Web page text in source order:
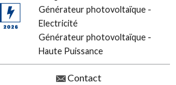
Générateur photovoltaïque -
Electricité
Générateur photovoltaïque -
Haute Puissance
Contact